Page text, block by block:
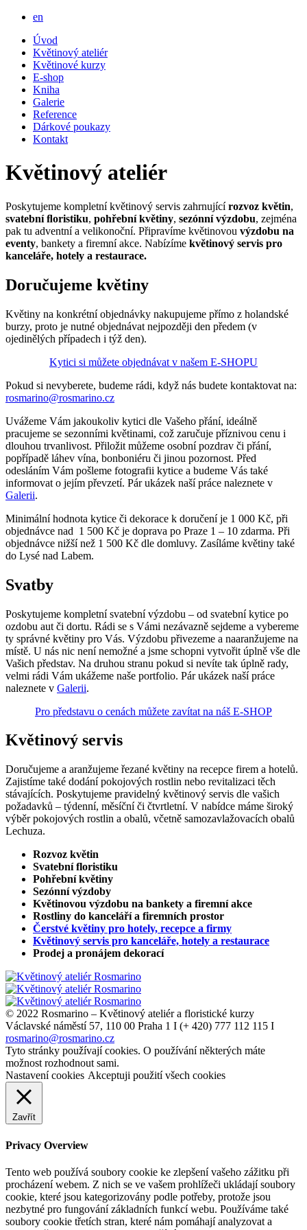
en
Úvod
Květinový ateliér
Květinové kurzy
E-shop
Kniha
Galerie
Reference
Dárkové poukazy
Kontakt
Květinový ateliér
Poskytujeme kompletní květinový servis zahrnujícírozvoz květin,
svatební ﬂoristiku, pohřební květiny, sezónní výzdobu, zejména
pak tu adventní a velikonoční. Připravíme květinovou výzdobu na
eventy, bankety a firemní akce. Nabízíme květinový servis pro
kanceláře, hotely a restaurace.
Doručujeme květiny
Květiny na konkrétní objednávky nakupujeme přímo z holandské
burzy, proto je nutné objednávat nejpozději den předem (v
ojedinělých případech i týž den).
Kytici si můžete objednávat v našem E-SHOPU
Pokud si nevyberete, budeme rádi, když nás budete kontaktovat na:
rosmarino@rosmarino.cz
Uvážeme Vám jakoukoliv kytici dle Vašeho přání, ideálně
pracujeme se sezonními květinami, což zaručuje příznivou cenu i
dlouhou trvanlivost. Přiložit můžeme osobní pozdrav či přání,
popřípadě láhev vína, bonboniéru či jinou pozornost. Před
odesláním Vám pošleme fotografii kytice a budeme Vás také
informovat o jejím převzetí. Pár ukázek naší práce naleznete v
Galerii.
Minimální hodnota kytice či dekorace k doručení je 1 000 Kč, při
objednávce nad 1 500 Kč je doprava po Praze 1 – 10 zdarma. Při
objednávce nižší než 1 500 Kč dle domluvy. Zasíláme květiny také
do Lysé nad Labem.
Svatby
Poskytujeme kompletní svatební výzdobu – od svatební kytice po
ozdobu aut či dortu. Rádi se s Vámi nezávazně sejdeme a vybereme
ty správné květiny pro Vás. Výzdobu přivezeme a naaranžujeme na
místě. U nás nic není nemožné a jsme schopni vytvořit úplně vše dle
Vašich představ. Na druhou stranu pokud si nevíte tak úplně rady,
velmi rádi Vám ukážeme naše portfolio. Pár ukázek naší práce
naleznete v Galerii.
Pro představu o cenách můžete zavítat na náš E-SHOP
Květinový servis
Doručujeme a aranžujeme řezané květiny na recepce firem a hotelů.
Zajistíme také dodání pokojových rostlin nebo revitalizaci těch
stávajících. Poskytujeme pravidelný květinový servis dle vašich
požadavků – týdenní, měsíční či čtvrtletní. V nabídce máme široký
výběr pokojových rostlin a obalů, včetně samozavlažovacích obalů
Lechuza.
Rozvoz květin
Svatební floristiku
Pohřební květiny
Sezónní výzdoby
Květinovou výzdobu na bankety a firemní akce
Rostliny do kanceláří a firemních prostor
Čerstvé květiny pro hotely, recepce a firmy
Květinový servis pro kanceláře, hotely a restaurace
Prodej a pronájem dekorací
© 2022 Rosmarino – Květinový ateliér a floristické kurzy
Václavské náměstí 57, 110 00 Praha 1 I (+ 420) 777 112 115 I
rosmarino@rosmarino.cz
Tyto stránky používají cookies. O používání některých máte
možnost rozhodnout sami.
Nastavení cookies Akceptuji použití všech cookies
Zavřít
Privacy Overview
Tento web používá soubory cookie ke zlepšení vašeho zážitku při
procházení webem. Z nich se ve vašem prohlížeči ukládají soubory
cookie, které jsou kategorizovány podle potřeby, protože jsou
nezbytné pro fungování základních funkcí webu. Používáme také
soubory cookie třetích stran, které nám pomáhají analyzovat a